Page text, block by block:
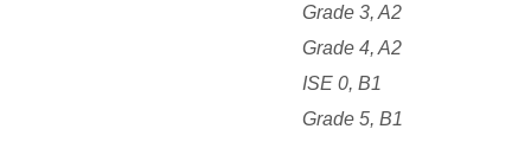
Grade 3, A2
Grade 4, A2
ISE 0, B1
Grade 5, B1